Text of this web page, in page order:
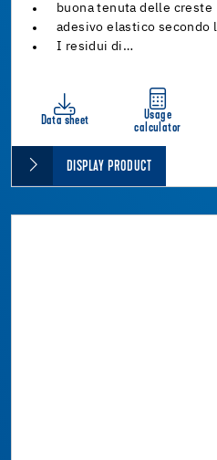
buona tenuta delle creste
adesivo elastico secondo
I residui di…
Data sheet
Usage
calculator
DISPLAY PRODUCT